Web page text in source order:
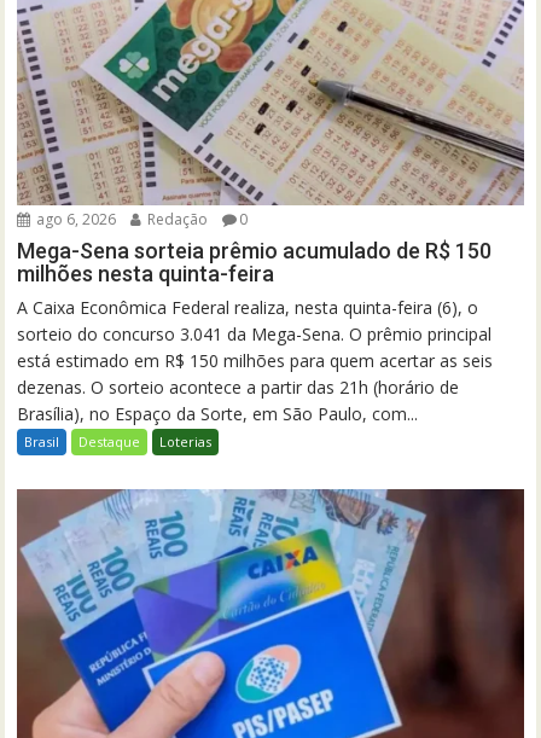
ago 6, 2026 Redação 0
Mega-Sena sorteia prêmio acumulado de R$ 150
milhões nesta quinta-feira
A Caixa Econômica Federal realiza, nesta quinta-feira (6), o
sorteio do concurso 3.041 da Mega-Sena. O prêmio principal
está estimado em R$ 150 milhões para quem acertar as seis
dezenas. O sorteio acontece a partir das 21h (horário de
Brasília), no Espaço da Sorte, em São Paulo, com...
Brasil Destaque Loterias